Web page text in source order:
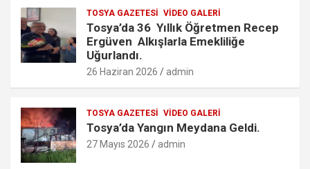
TOSYA GAZETESI VIDEO GALERI
Tosya’da 36 Yıllık Öğretmen Recep
Ergüven Alkışlarla Emekliliğe
Uğurlandı.
26 Haziran 2026 admin
TOSYA GAZETESI VIDEO GALERI
Tosya’da Yangın Meydana Geldi.
27 Mayıs 2026 admin